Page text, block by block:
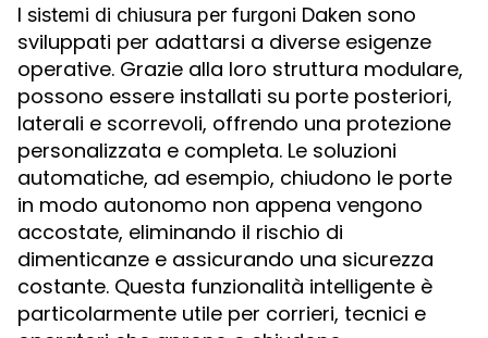
I sistemi di chiusura per furgoni Daken sono
sviluppati per adattarsi a diverse esigenze
operative. Grazie alla loro struttura modulare,
possono essere installati su porte posteriori,
laterali e scorrevoli, offrendo una protezione
personalizzata e completa. Le soluzioni
automatiche, ad esempio, chiudono le porte
in modo autonomo non appena vengono
accostate, eliminando il rischio di
dimenticanze e assicurando una sicurezza
costante. Questa funzionalità intelligente è
particolarmente utile per corrieri, tecnici e